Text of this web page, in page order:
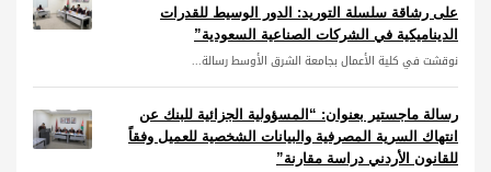
على رشاقة سلسلة التوريد: الدور الوسيط للقدرات
الديناميكية في الشركات الصناعية السعودية”
نوقشت في كلية الأعمال بجامعة الشرق الأوسط رسالة...
رسالة ماجستير بعنوان: “المسؤولية الجزائية للبنك عن
انتهاك السرية المصرفية والبيانات الشخصية للعميل وفقاً
للقانون الأردني دراسة مقارنة”